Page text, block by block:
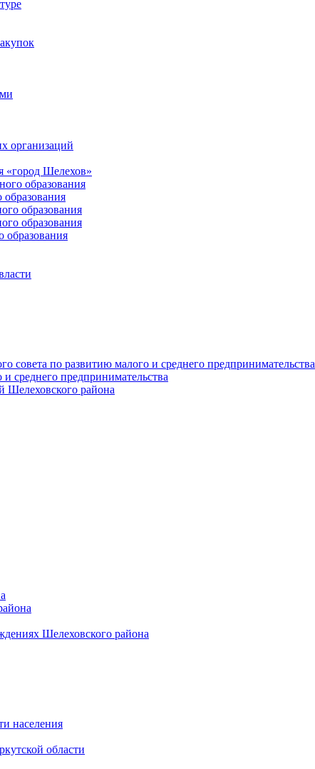
организаций
«город Шелехов»
образования
образования
образования
совета по развитию малого и среднего предпринимательства
среднего предпринимательства
Шелеховского района
Шелеховского района
населения
области